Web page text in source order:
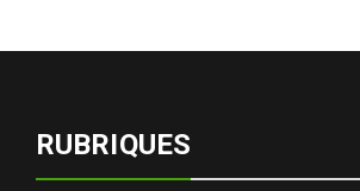
RUBRIQUES